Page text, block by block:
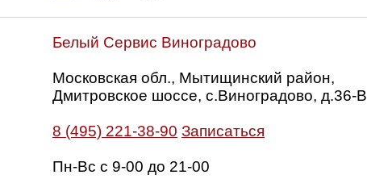
Белый Сервис Виноградово
Московская обл., Мытищинский район,
Дмитровское шоссе, с.Виноградово, д.36-В
8 (495) 221-38-90 Записаться
Пн-Вс с 9-00 до 21-00